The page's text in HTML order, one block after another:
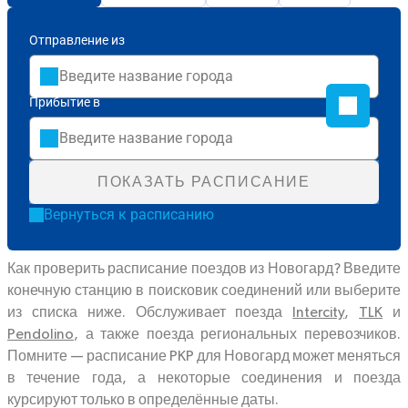
Отправление из
Прибытие в
ПОКАЗАТЬ РАСПИСАНИЕ
Вернуться к расписанию
Как проверить расписание поездов из Новогард? Введите
конечную станцию в поисковик соединений или выберите
из списка ниже. Обслуживает поезда
Intercity, TLK и
Pendolino, а также поезда региональных перевозчиков.
Помните — расписание PKP для Новогард может меняться
в течение года, а некоторые соединения и поезда
курсируют только в определённые даты.